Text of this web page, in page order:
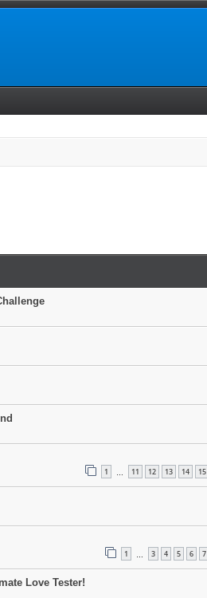
1 11 12 13 14 15
1 3 4 5 6 7
Love Tester!